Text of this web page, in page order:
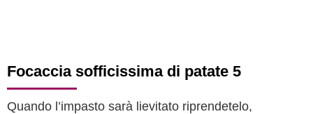
Focaccia sofficissima di patate 5
Quando l’impasto sarà lievitato riprendetelo,